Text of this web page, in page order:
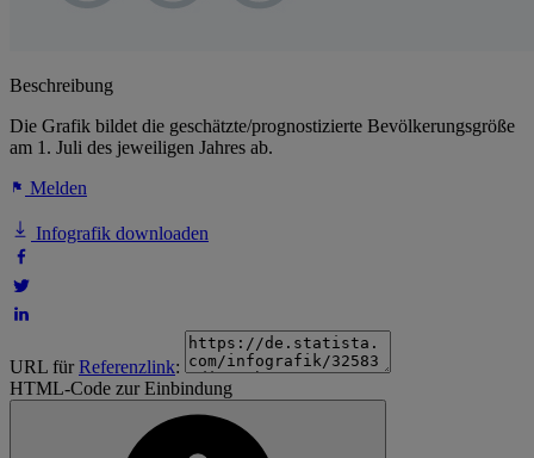
Beschreibung
Die Grafik bildet die geschätzte/prognostizierte Bevölkerungsgröße
am 1. Juli des jeweiligen Jahres ab.
Melden
Infografik downloaden
URL fürReferenzlink:
HTML-Code zur Einbindung